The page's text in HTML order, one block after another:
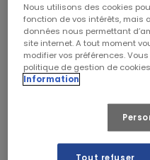
Nous utilisons des cookies
fonction de vos intérêts, mais
données nous permettant
site internet. A tout moment
modifier vos préférences.
politique de gestion de
Information
Tout refuser